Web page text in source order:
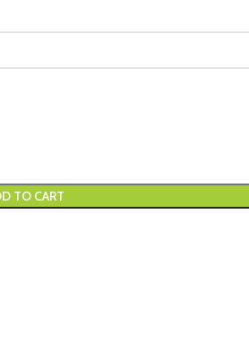
TO CART